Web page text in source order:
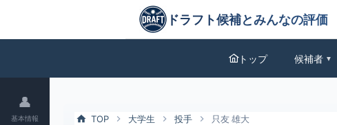
只友 雄大（立正大）の特徴とドラフト評価 | ドラフト候補とみんなの評価
ドラフト候補とみんなの評価
トップ 候補者 ▼
👤
基本情報 TOP 大学生 投手
只友 雄大